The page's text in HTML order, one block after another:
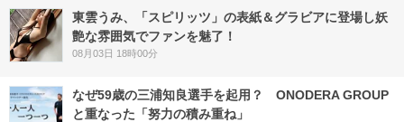
東雲うみ、「スピリッツ」の表紙＆グラビアに登場し妖
艶な雰囲気でファンを魅了！
08月03日 18時00分
なぜ59歳の三浦知良選手を起用？ ONODERA GROUP
と重なった「努力の積み重ね」